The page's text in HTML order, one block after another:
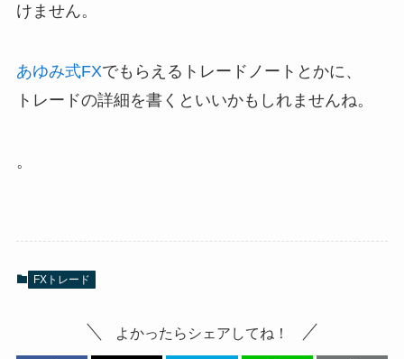
けません。
あゆみ式FXでもらえるトレードノートとかに、
トレードの詳細を書くといいかもしれませんね。
。
FXトレード
よかったらシェアしてね！